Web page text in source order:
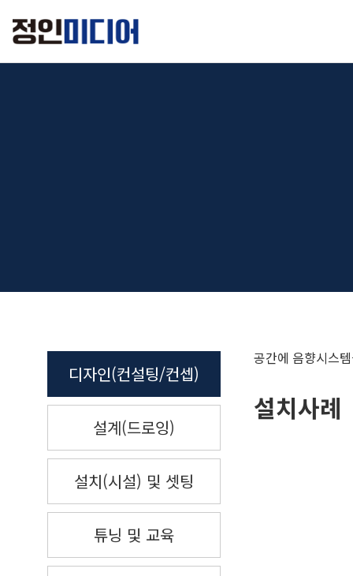
디자인(컨설팅/컨셉)
설계(드로잉)
설치(시설) 및 셋팅
튜닝 및 교육
공간에 음향시스
설치사례